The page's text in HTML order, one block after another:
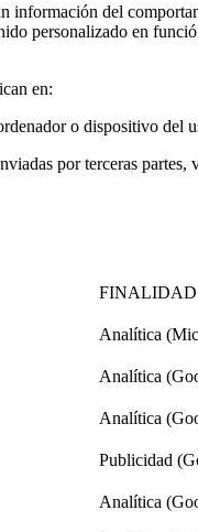
información del
personalizado en
en:
o dispositivo del
por terceras
FINALIDAD
Analítica
Analítica
Analítica
Publicidad
Analítica